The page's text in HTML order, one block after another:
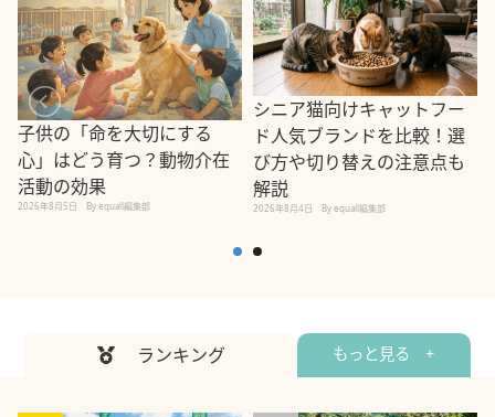
子供の「命を大切にする
心」はどう育つ？動物介在
活動の効果
2026年8月5日 By equall編集部
シニア猫向けキャットフー
ド人気ブランドを比較！選
び方や切り替えの注意点も
解説
2026年8月4日 By equall編集部
ランキング もっと見る +